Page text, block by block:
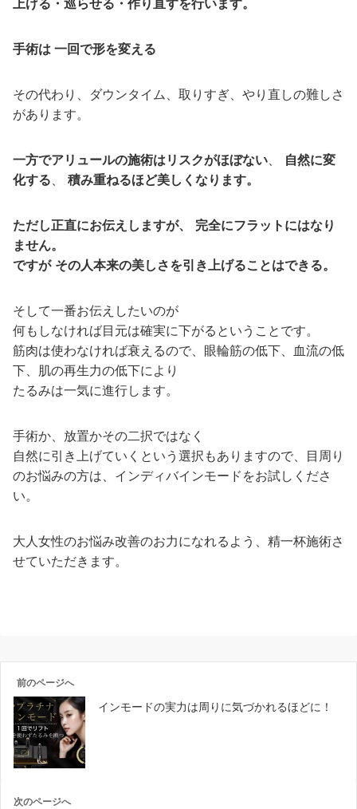
上げる・巡らせる・作り直すを行います。
手術は 一回で形を変える
その代わり、ダウンタイム、取りすぎ、やり直しの難しさ
があります。
一方でアリュールの施術はリスクがほぼない、 自然に変
化する、 積み重ねるほど美しくなります。
ただし正直にお伝えしますが、
完全にフラットにはなり
ません。
ですが その人本来の美しさを引き上げることはできる。
そして一番お伝えしたいのが
何もしなければ目元は確実に下がるということです。
筋肉は使わなければ衰えるので、眼輪筋の低下、血流の低
下、肌の再生力の低下により
たるみは一気に進行します。
手術か、放置かその二択ではなく
自然に引き上げていくという選択もありますので、目周り
のお悩みの方は、インディバインモードをお試しくださ
い。
大人女性のお悩み改善のお力になれるよう、精一杯施術さ
せていただきます。
前のページへ
インモードの実力は周りに気づかれるほどに！
次のページへ